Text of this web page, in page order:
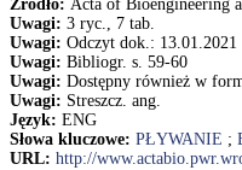
Źródło: Acta of Bioengineering
Uwagi: 3 ryc., 7 tab.
Uwagi: Odczyt dok.: 13.01.2021
Uwagi: Bibliogr. s. 59-60
Uwagi: Dostępny również w
Uwagi: Streszcz. ang.
Język: ENG
Słowa kluczowe: PŁYWANIE ;
URL: http://